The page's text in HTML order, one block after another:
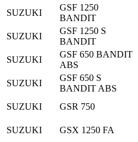
SUZUKI
GSF 1250
BANDIT
SUZUKI
GSF 1250 S
BANDIT
SUZUKI
GSF 650 BANDIT
ABS
SUZUKI
GSF 650 S
BANDIT ABS
SUZUKI GSR 750
SUZUKI GSX 1250 FA